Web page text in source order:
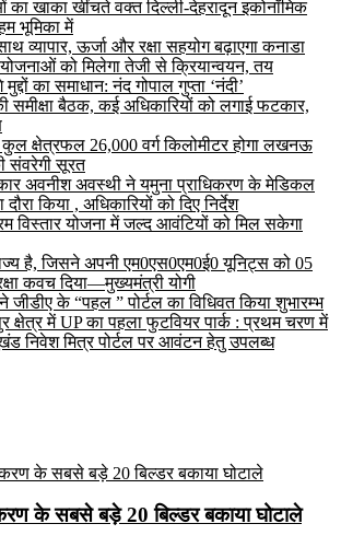
का खाका खींचते वक्त दिल्ली-देहरादून इकोनॉमिक
भूमिका में
व्यापार, ऊर्जा और रक्षा सहयोग बढ़ाएगा कनाडा
को मिलेगा तेजी से क्रियान्वयन, तय
का समाधान: नंद गोपाल गुप्ता ‘नंदी’
बैठक, कई अधिकारियों को लगाई फटकार,
क्षेत्रफल 26,000 वर्ग किलोमीटर होगा लखनऊ
संवरेगी सूरत
अवनीश अवस्थी ने यमुना प्राधिकरण के मेडिकल
दौरा किया , अधिकारियों को दिए निर्देश
विस्तार योजना में जल्द आवंटियों को मिल सकेगा
है, जिसने अपनी एम0एस0एम0ई0 यूनिट्स को 05
कवच दिया—मुख्यमंत्री योगी
जीडीए के “पहल ” पोर्टल का विधिवत किया शुभारम्भ
क्षेत्र में UP का पहला फुटवियर पार्क : प्रथम चरण में
निवेश मित्र पोर्टल पर आवंटन हेतु उपलब्ध
के सबसे बड़े 20 बिल्डर बकाया घोटाले